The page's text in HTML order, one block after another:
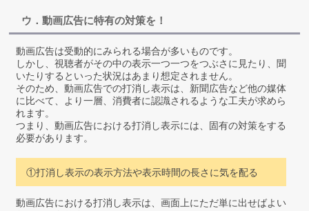
ウ．動画広告に特有の対策を！
動画広告は受動的にみられる場合が多いものです。
しかし、視聴者がその中の表示一つ一つをつぶさに見たり、聞
いたりするといった状況はあまり想定されません。
そのため、動画広告での打消し表示は、新聞広告など他の媒体
に比べて、より一層、消費者に認識されるような工夫が求めら
れます。
つまり、動画広告における打消し表示には、固有の対策をする
必要があります。
①打消し表示の表示方法や表示時間の長さに気を配る
動画広告における打消し表示は、画面上にただ単に出せばよい